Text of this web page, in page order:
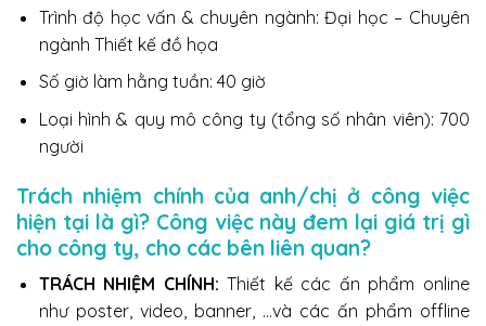
Trình độ học vấn & chuyên ngành: Đại học – Chuyên
ngành Thiết kế đồ họa
Số giờ làm hằng tuần: 40 giờ
Loại hình & quy mô công ty (tổng số nhân viên): 700
người
Trách nhiệm chính của anh/chị ở công việc
hiện tại là gì? Công việc này đem lại giá trị gì
cho công ty, cho các bên liên quan?
TRÁCH NHIỆM CHÍNH: Thiết kế các ấn phẩm online
như poster, video, banner, …và các ấn phẩm offline